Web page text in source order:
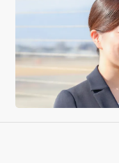
REAL WORK
若手×ベテラン 座談会
キャリアモデル